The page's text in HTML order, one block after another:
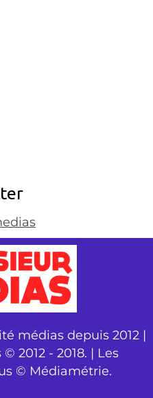
médias depuis 2012 |
2012 - 2018. | Les
© Médiamétrie.